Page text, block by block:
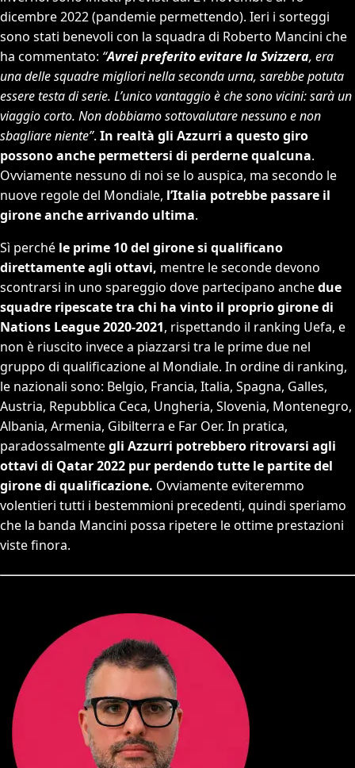
dicembre 2022 (pandemie permettendo). Ieri i sorteggi
sono stati benevoli con la squadra di Roberto Mancini che
ha commentato: “Avrei preferito evitare la Svizzera, era
una delle squadre migliori nella seconda urna, sarebbe potuta
essere testa di serie. L’unico vantaggio è che sono vicini: sarà un
viaggio corto. Non dobbiamo sottovalutare nessuno e non
sbagliare niente”. In realtà gli Azzurri a questo giro
possono anche permettersi di perderne qualcuna.
Ovviamente nessuno di noi se lo auspica, ma secondo le
nuove regole del Mondiale, l’Italia potrebbe passare il
girone anche arrivando ultima.
Sì perché le prime 10 del girone si qualificano
direttamente agli ottavi, mentre le seconde devono
scontrarsi in uno spareggio dove partecipano anchedue
squadre ripescate tra chi ha vinto il proprio girone di
Nations League 2020-2021, rispettando il ranking Uefa, e
non è riuscito invece a piazzarsi tra le prime due nel
gruppo di qualificazione al Mondiale. In ordine di ranking,
le nazionali sono: Belgio, Francia, Italia, Spagna, Galles,
Austria, Repubblica Ceca, Ungheria, Slovenia, Montenegro,
Albania, Armenia, Gibilterra e Far Oer. In pratica,
paradossalmentegli Azzurri potrebbero ritrovarsi agli
ottavi di Qatar 2022 pur perdendo tutte le partite del
girone di qualificazione. Ovviamente eviteremmo
volentieri tutti i bestemmioni precedenti, quindi speriamo
che la banda Mancini possa ripetere le ottime prestazioni
viste finora.